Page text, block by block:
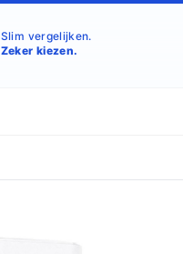
Slim vergelijken.
Zeker kiezen.